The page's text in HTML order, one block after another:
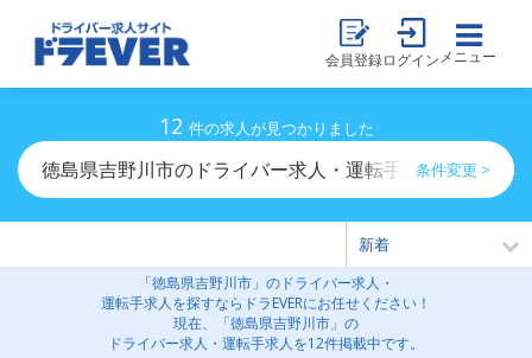
会員登録ログイン メニュー
12 件の求人が見つかりました
徳島県吉野川市のドライバー求人・運転手求人一覧
条件変更 >
「徳島県吉野川市」のドライバー求人・
運転手求人を探すならドラEVERにお任せください！
現在、「徳島県吉野川市」の
ドライバー求人・運転手求人を12件掲載中です。